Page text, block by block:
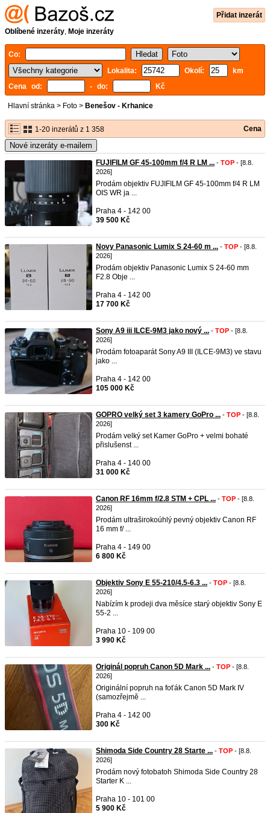
Přidat inzerát
Oblíbené inzeráty, Moje inzeráty
Co:
Lokalita:
Okolí:
km
Cena od:
- do: Kč
Hlavní stránka > Foto > Benešov - Krhanice
1-20 inzerátů z 1 358 Cena
Nové inzeráty e-mailem
FUJIFILM GF 45-100mm f/4 R LM ... - TOP - [8.8.
2026]
Prodám objektiv FUJIFILM GF 45-100mm f/4 R LM
OIS WR ja ...
Praha 4 - 142 00
39 500 Kč
Novy Panasonic Lumix S 24-60 m ... - TOP - [8.8.
2026]
Prodám objektiv Panasonic Lumix S 24-60 mm
F2.8 Obje ...
Praha 4 - 142 00
17 700 Kč
Sony A9 iii ILCE-9M3 jako nový ... - TOP - [8.8.
2026]
Prodám fotoaparát Sony A9 III (ILCE-9M3) ve stavu
jako ...
Praha 4 - 142 00
105 000 Kč
GOPRO velký set 3 kamery GoPro ... - TOP - [8.8.
2026]
Prodám velký set Kamer GoPro + velmi bohaté
přislušenst ...
Praha 4 - 140 00
31 000 Kč
Canon RF 16mm f/2.8 STM + CPL ... - TOP - [8.8.
2026]
Prodám ultraširokoúhlý pevný objektiv Canon RF
16 mm f/ ...
Praha 4 - 149 00
6 800 Kč
Objektiv Sony E 55-210/4.5-6.3 ... - TOP - [8.8.
2026]
Nabízím k prodeji dva měsíce starý objektiv Sony E
55-2 ...
Praha 10 - 109 00
3 990 Kč
Originál popruh Canon 5D Mark ... - TOP - [8.8.
2026]
Originální popruh na foťák Canon 5D Mark IV
(samozřejmě ...
Praha 4 - 142 00
300 Kč
Shimoda Side Country 28 Starte ... - TOP - [8.8.
2026]
Prodám nový fotobatoh Shimoda Side Country 28
Starter K ...
Praha 10 - 101 00
5 900 Kč